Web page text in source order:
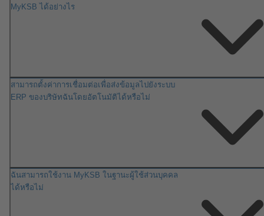
MyKSB ได้อย่างไร
สามารถตั้งค่าการเชื่อมต่อเพื่อส่งข้อมูลไปยังระบบ
ERP ของบริษัทฉันโดยอัตโนมัติได้หรือไม่
ฉันสามารถใช้งาน MyKSB ในฐานะผู้ใช้ส่วนบุคคล
ได้หรือไม่